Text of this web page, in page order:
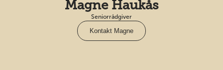
Magne Haukås
Seniorrådgiver
Kontakt Magne